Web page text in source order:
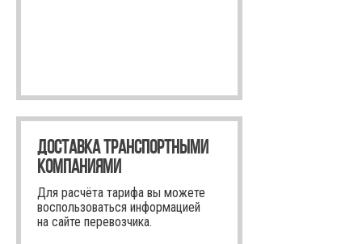
ДОСТАВКА ТРАНСПОРТНЫМИ
КОМПАНИЯМИ
Для расчёта тарифа вы можете
воспользоваться информацией
на сайте перевозчика.